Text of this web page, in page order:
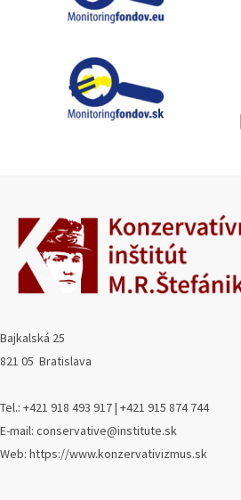
Bajkalská 25
821 05 Bratislava
Tel.: +421 918 493 917 | +421 915 874 744
E-mail: conservative@institute.sk
Web: https://www.konzervativizmus.sk